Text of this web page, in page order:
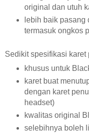
original dan utuh
lebih baik pasang
termasuk ongkos
Sedikit spesifikasi karet
khusus untuk
karet buat
dengan karet
headset)
kwalitas original
selebihnya boleh